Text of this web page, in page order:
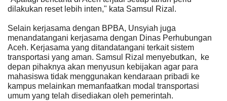
dilakukan reset lebih inten," kata Samsul Rizal.
Selain kerjasama dengan BPBA, Unsyiah juga
menandatangani kerjasama dengan Dinas Perhubungan
Aceh. Kerjasama yang ditandatangani terkait sistem
transportasi yang aman. Samsul Rizal menyebutkan, ke
depan pihaknya akan menyusun kebijakan agar para
mahasiswa tidak menggunakan kendaraan pribadi ke
kampus melainkan memanfaatkan modal transportasi
umum yang telah disediakan oleh pemerintah.